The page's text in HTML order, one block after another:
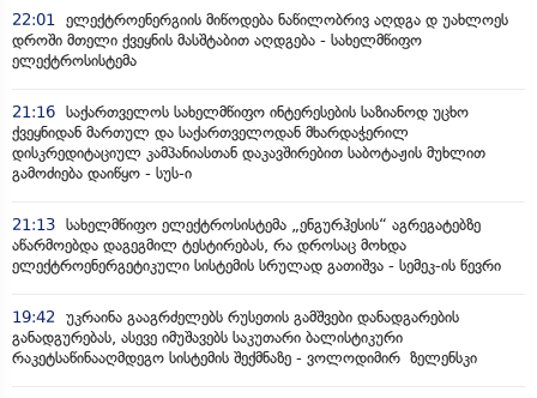
22:01
ელექტროენერგიის მიწოდება ნაწილობრივ აღდგა დ უახლოეს
დროში მთელი ქვეყნის მასშტაბით აღდგება - სახელმწიფო
ელექტროსისტემა
21:16 საქართველოს სახელმწიფო ინტერესების საზიანოდ უცხო
ქვეყნიდან მართულ და საქართველოდან მხარდაჭერილ
დისკრედიტაციულ კამპანიასთან დაკავშირებით საბოტაჟის მუხლით
გამოძიება დაიწყო - სუს-ი
21:13 სახელმწიფო ელექტროსისტემა „ენგურჰესის“ აგრეგატებზე
აწარმოებდა დაგეგმილ ტესტირებას, რა დროსაც მოხდა
ელექტროენერგეტიკული სისტემის სრულად გათიშვა - სემეკ-ის წევრი
19:42
უკრაინა გააგრძელებს რუსეთის გამშვები დანადგარების
განადგურებას, ასევე იმუშავებს საკუთარი ბალისტიკური
რაკეტსაწინააღმდეგო სისტემის შექმნაზე - ვოლოდიმირ ზელენსკი